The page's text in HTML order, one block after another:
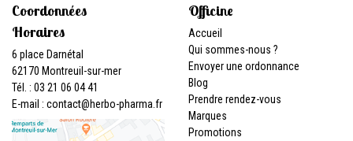
Coordonnées
Horaires
6 place Darnétal
62170 Montreuil-sur-mer
Tél. : 03 21 06 04 41
E-mail : contact@herbo-pharma.fr
Officine
Accueil
Qui sommes-nous ?
Envoyer une ordonnance
Blog
Prendre rendez-vous
Marques
Promotions